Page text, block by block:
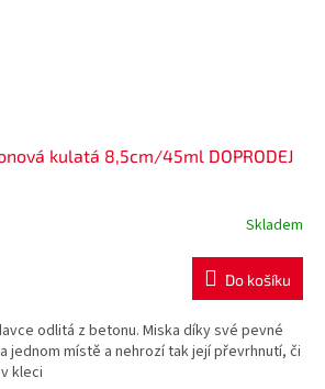
kulatá 8,5cm/45ml DOPRODEJ
Skladem
Do košíku
odlitá z betonu. Miska díky své pevné
jednom místě a nehrozí tak její převrhnutí, či
kleci